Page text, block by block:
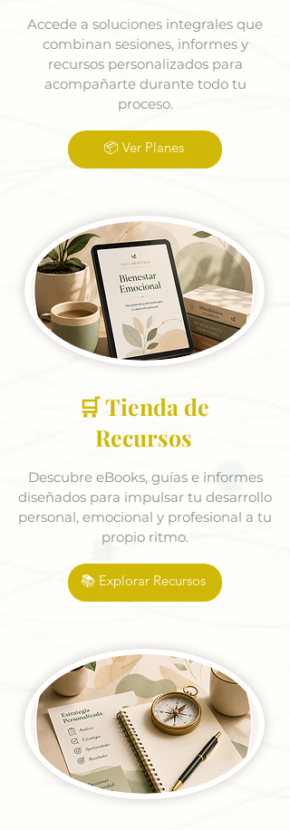
Accede a soluciones integrales que
combinan sesiones, informes y
recursos personalizados para
acompañarte durante todo tu
proceso.
📦 Ver Planes
🛒 Tienda de
Recursos
Descubre eBooks, guías e informes
diseñados para impulsar tu desarrollo
personal, emocional y profesional a tu
propio ritmo.
📚 Explorar Recursos